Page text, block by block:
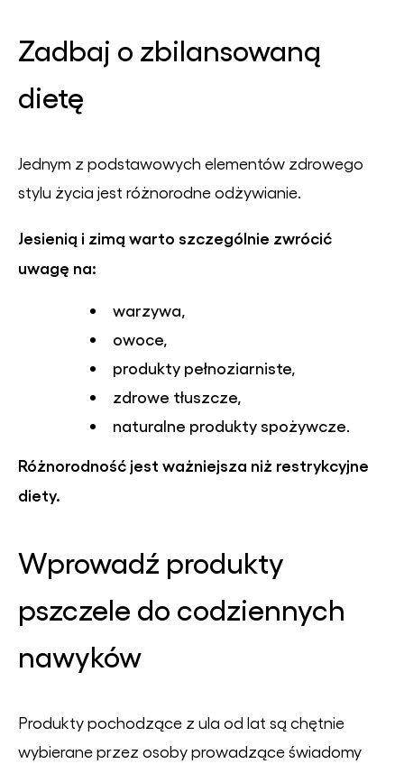
Zadbaj o zbilansowaną
dietę
Jednym z podstawowych elementów zdrowego
stylu życia jest różnorodne odżywianie.
Jesienią i zimą warto szczególnie zwrócić
uwagę na:
warzywa,
owoce,
produkty pełnoziarniste,
zdrowe tłuszcze,
naturalne produkty spożywcze.
Różnorodność jest ważniejsza niż restrykcyjne
diety.
Wprowadź produkty
pszczele do codziennych
nawyków
Produkty pochodzące z ula od lat są chętnie
wybierane przez osoby prowadzące świadomy